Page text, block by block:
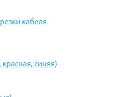
кабеля
синяя)